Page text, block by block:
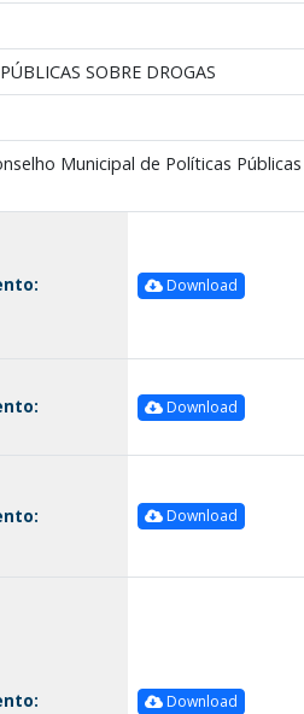
SOBRE DROGAS
Municipal de Políticas
Download
Download
Download
Download